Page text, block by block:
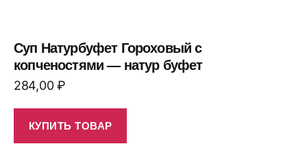
Суп Натурбуфет Гороховый с
копченостями — натур буфет
284,00₽
КУПИТЬ ТОВАР